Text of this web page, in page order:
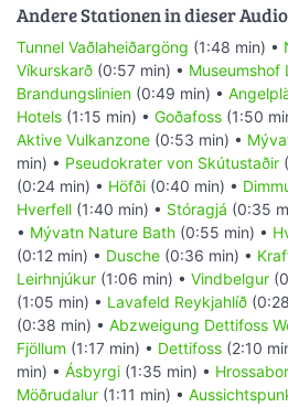
Andere Stationen in dieser
Tunnel Vaðlaheiðargöng (1:48 min) •
Víkurskarð (0:57 min) • Museumshof
Brandungslinien (0:49 min) •
Hotels (1:15 min) • Goðafoss (1:50
Aktive Vulkanzone (0:53 min) •
min) • Pseudokrater von Skútustaðir
(0:24 min) • Höfði (0:40 min) •
Hverfell (1:40 min) • Stóragjá (0:35
• Mývatn Nature Bath (0:55 min) •
(0:12 min) • Dusche (0:36 min) •
Leirhnjúkur (1:06 min) • Vindbelgur
(1:05 min) • Lavafeld Reykjahlíð
(0:38 min) • Abzweigung Dettifoss
Fjöllum (1:17 min) • Dettifoss (2:10
min) • Ásbyrgi (1:35 min) •
Möðrudalur (1:11 min) •